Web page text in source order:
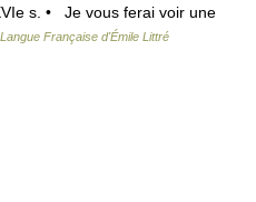
s. • Je vous ferai voir une
Française d'Émile Littré